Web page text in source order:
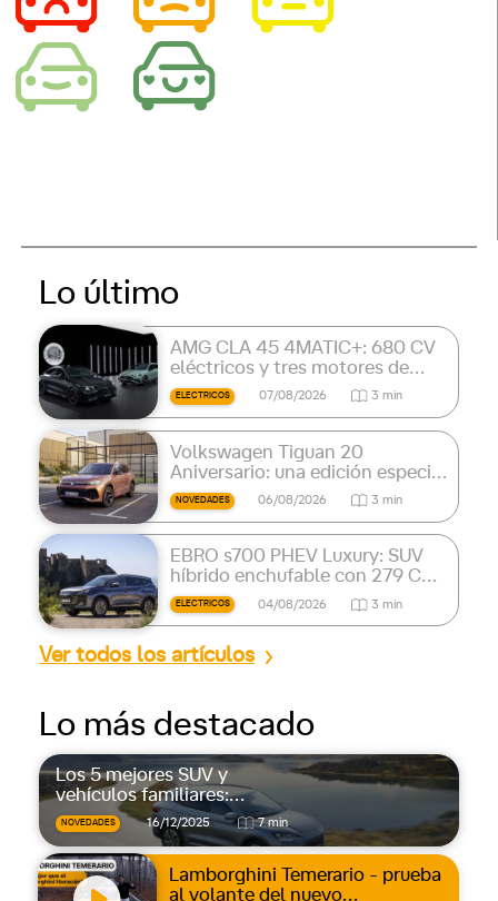
Lo último
AMG CLA 45 4MATIC+: 680 CV
eléctricos y tres motores de
flujo axial
ELECTRICOS 07/08/2026 3 min
Volkswagen Tiguan 20
Aniversario: una edición especial
por los 20 años del SUV
NOVEDADES 06/08/2026 3 min
EBRO s700 PHEV Luxury: SUV
híbrido enchufable con 279 CV
y 90 km de autonomía eléctrica
ELECTRICOS 04/08/2026 3 min
Ver todos los artículos
Lo más destacado
Los 5 mejores SUV y
vehículos familiares:
espacio, confort y
versatilidad
NOVEDADES 16/12/2025 7 min
Lamborghini Temerario - prueba
al volante del nuevo